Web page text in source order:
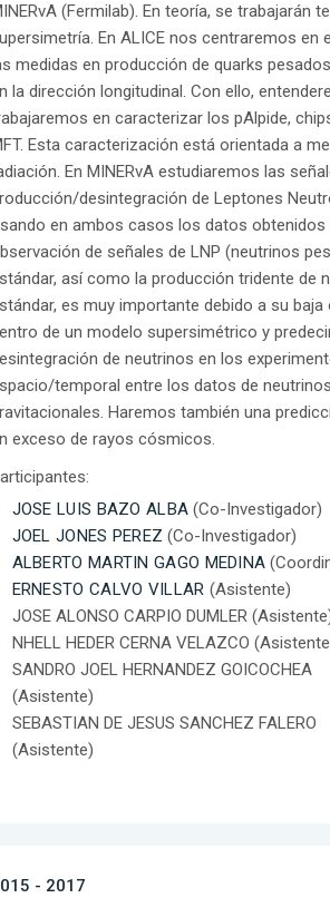
(Fermilab). En teoría, se
En ALICE nos centraremos
medidas en producción de quarks
la dirección longitudinal. Con ello,
en caracterizar los pAlpide,
Esta caracterización está orientada a
En MINERvA estudiaremos las
desintegración de Leptones
en ambos casos los datos
de señales de LNP (neutrinos
así como la producción tridente de
es muy importante debido a su
de un modelo supersimétrico y
de neutrinos en los
temporal entre los datos de
Haremos también una
exceso de rayos cósmicos.
JOSE LUIS BAZO ALBA (Co-Investigador)
JOEL JONES PEREZ (Co-Investigador)
ALBERTO MARTIN GAGO MEDINA
ERNESTO CALVO VILLAR (Asistente)
JOSE ALONSO CARPIO DUMLER
NHELL HEDER CERNA VELAZCO
SANDRO JOEL HERNANDEZ GOICOCHEA
(Asistente)
SEBASTIAN DE JESUS SANCHEZ FALERO
(Asistente)
- 2017